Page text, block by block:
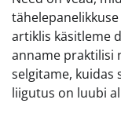
artiklis käsitleme
anname praktilisi
selgitame, kuidas
liigutus on luubi